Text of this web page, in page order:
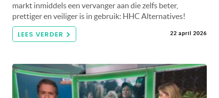
markt inmiddels een vervanger aan die zelfs beter,
prettiger en veiliger is in gebruik: HHC Alternatives!
LEES VERDER 22 april 2026